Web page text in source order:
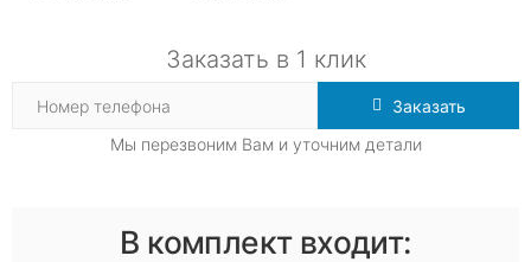
Заказать в 1 клик
Заказать
Мы перезвоним Вам и уточним детали
В комплект входит: